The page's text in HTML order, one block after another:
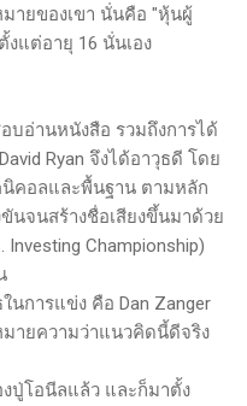
ายของเขา นั่นคือ "หุ้นผู้
งแต่อายุ 16 นั่นเอง
บอ่านหนังสือ รวมถึงการได้
Ryan จึงได้อาวุธดี โดย
คอลและพื้นฐาน ตามหลัก
นจนสร้างชื่อเสียงขึ้นมาด้วย
Championship)
นการแข่ง คือ Dan Zanger
มายความว่าแนวคิดนี้ดีจริง
ปู่โอนีลแล้ว และก็มาตั้ง